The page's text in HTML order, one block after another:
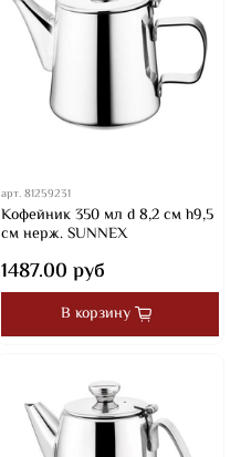
арт.81259231
Кофейник 350 мл d 8,2 см h9,5
см нерж. SUNNEX
1487.00 руб
В корзину